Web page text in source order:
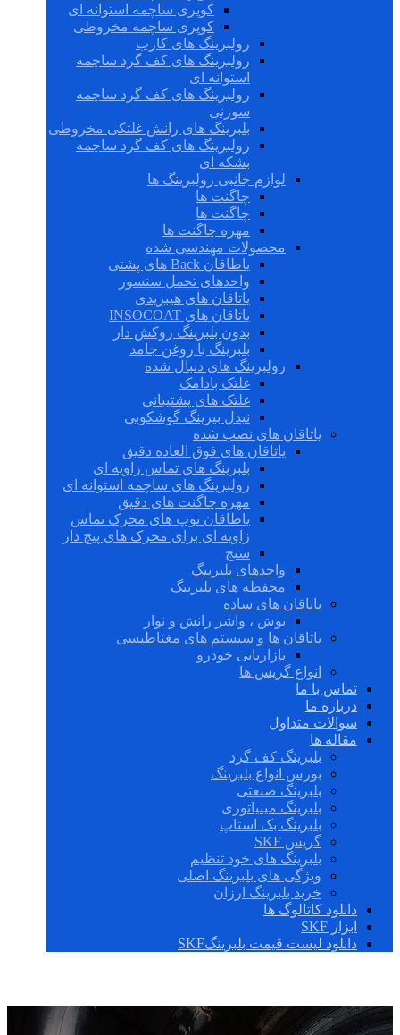
کوپری ساچمه استوانه ای
کوپری ساچمه مخروطی
رولبرینگ های کارب
رولبرینگ های کف گرد ساچمه
استوانه ای
رولبرینگ های کف گرد ساچمه
سوزنی
بلبرینگ های رانش غلتکی مخروطی
رولبرینگ های کف گرد ساچمه
بشکه ای
لوازم جانبی رولبرینگ ها
چاگنت ها
چاگنت ها
مهره چاگنت ها
محصولات مهندسی شده
یاطاقان Back های پشتی
واحدهای تحمل سنسور
یاتاقان های هیبریدی
یاتاقان های INSOCOAT
بدون بلبرینگ روکش دار
بلبرینگ با روغن جامد
رولبرینگ های دنبال شده
غلتک بادامک
غلتک های پشتیبانی
نیدل بیرینگ گوشکوبی
یاتاقان های نصب شده
یاتاقان های فوق العاده دقیق
بلبرینگ های تماس زاویه ای
رولبرینگ های ساچمه استوانه ای
مهره چاگنت های دقیق
یاطاقان توپ های محرک تماس
زاویه ای برای محرک های پیچ دار
سنج
واحدهای بلبرینگ
محفظه های بلبرینگ
یاتاقان های ساده
بوش ، واشر رانش و نوار
یاتاقان ها و سیستم های مغناطیسی
بازاریابی خودرو
انواع گریس ها
تماس با ما
درباره ما
سوالات متداول
مقاله ها
بلبرینگ کف گرد
بورس انواع بلبرینگ
بلبرینگ صنعتی
بلبرینگ مینیاتوری
بلبرینگ بک استاپ
گریس SKF
بلبرینگ های خود تنظیم
ویژگی های بلبرینگ اصلی
خرید بلبرینگ ارزان
دانلود کاتالوگ ها
ابزار SKF
دانلود لیست قیمت بلبرینگSKF